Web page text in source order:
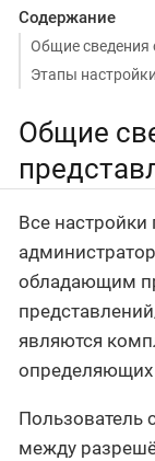
Содержание
Общие сведения
Этапы
Общие
Все настройки
обладающим
являются
определяющих
Пользователь
между